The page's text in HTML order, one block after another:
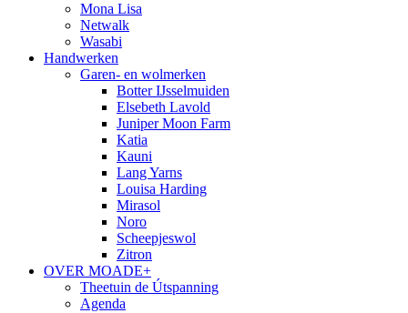
Mona Lisa
Netwalk
Wasabi
Handwerken
Garen- en wolmerken
Botter IJsselmuiden
Elsebeth Lavold
Juniper Moon Farm
Katia
Kauni
Lang Yarns
Louisa Harding
Mirasol
Noro
Scheepjeswol
Zitron
OVER MOADE+
Theetuin de Útspanning
Agenda